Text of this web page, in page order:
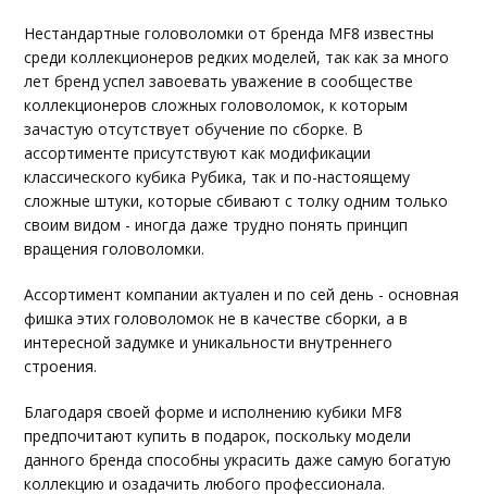
Нестандартные головоломки от бренда MF8 известны
среди коллекционеров редких моделей, так как за много
лет бренд успел завоевать уважение в сообществе
коллекционеров сложных головоломок, к которым
зачастую отсутствует обучение по сборке. В
ассортименте присутствуют как модификации
классического кубика Рубика, так и по-настоящему
сложные штуки, которые сбивают с толку одним только
своим видом - иногда даже трудно понять принцип
вращения головоломки.
Ассортимент компании актуален и по сей день - основная
фишка этих головоломок не в качестве сборки, а в
интересной задумке и уникальности внутреннего
строения.
Благодаря своей форме и исполнению кубики MF8
предпочитают купить в подарок, поскольку модели
данного бренда способны украсить даже самую богатую
коллекцию и озадачить любого профессионала.